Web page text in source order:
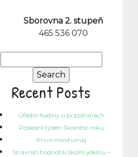
Sborovna 2. stupeň
465 536 070
for:
Recent Posts
Úřední hodiny o prázdninách
Poslední týden školního roku
První miniturnaj
Strávníci hodnotili školní jídelnu –